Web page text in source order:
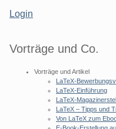
Login
Vorträge und Co.
Vorträge und Artikel
LaTeX-
LaTeX-Einführung
LaTeX-
LaTeX – Tipps und
Von LaTeX zum